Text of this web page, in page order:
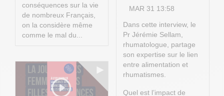
conséquences sur la vie
de nombreux Français,
on la considère même
comme le mal du...
MAR 31 13:58
Dans cette interview, le
Pr Jérémie Sellam,
rhumatologue, partage
son expertise sur le lien
entre alimentation et
rhumatismes.
Quel est l’impact de